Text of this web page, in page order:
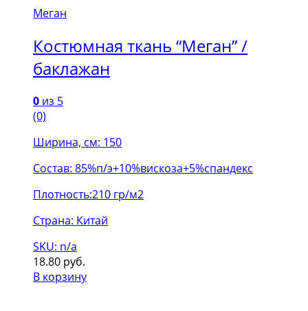
Меган
Костюмная ткань “Меган” /
баклажан
0 из 5
(0)
Ширина, см: 150
Состав: 85%п/э+10%вискоза+5%спандекс
Плотность:210 гр/м2
Страна: Китай
SKU: n/a
18.80 руб.
В корзину